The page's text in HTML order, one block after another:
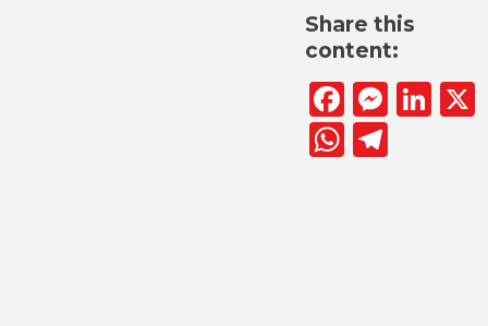
Share this
content:
Facebook